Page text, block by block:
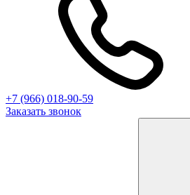
+7 (966) 018-90-59
Заказать звонок